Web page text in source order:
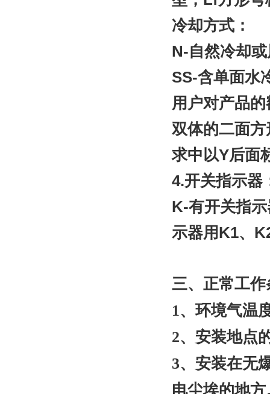
冷却方式：
N-自然冷却
SS-含单面水
用户对产品
双体的二面
求中以Y后面
4.开关指示器
K-有开关指
示器用K1、
三、正常工作
1、环境气温
2、安装地点
3、安装在无
电尘埃的地方